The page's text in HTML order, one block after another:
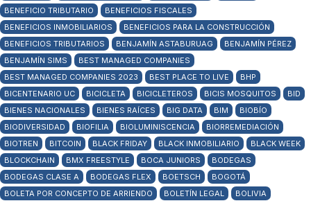
BENEFICIO TRIBUTARIO
BENEFICIOS FISCALES
BENEFICIOS INMOBILIARIOS
BENEFICIOS PARA LA CONSTRUCCIÓN
BENEFICIOS TRIBUTARIOS
BENJAMÍN ASTABURUAG
BENJAMÍN PÉREZ
BENJAMÍN SIMS
BEST MANAGED COMPANIES
BEST MANAGED COMPANIES 2023
BEST PLACE TO LIVE
BHP
BICENTENARIO UC
BICICLETA BICICLETEROS BICIS MOSQUITOS
BID
BIENES NACIONALES
BIENES RAÍCES BIG DATA BIM
BIOBÍO
BIODIVERSIDAD
BIOFILIA BIOLUMINISCENCIA
BIORREMEDIACIÓN
BIOTREN
BITCOIN BLACK FRIDAY BLACK INMOBILIARIO
BLACK WEEK
BLOCKCHAIN
BMX FREESTYLE BOCA JUNIORS
BODEGAS
BODEGAS CLASE A
BODEGAS FLEX BOETSCH
BOGOTÁ
BOLETA POR CONCEPTO DE ARRIENDO
BOLETÍN LEGAL
BOLIVIA